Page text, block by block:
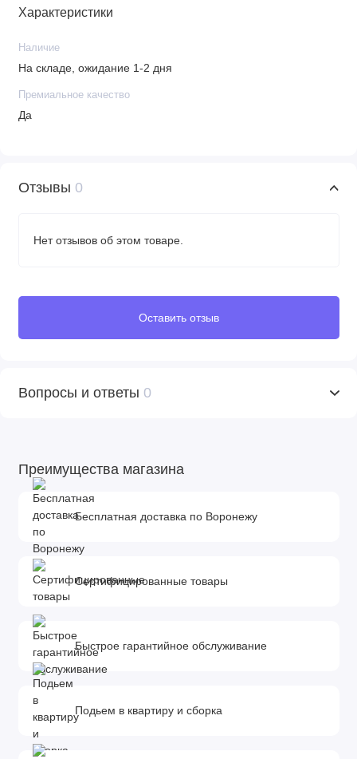
Характеристики
Наличие
На складе, ожидание 1-2 дня
Премиальное качество
Да
Отзывы 0
Нет отзывов об этом товаре.
Оставить отзыв
Вопросы и ответы 0
Преимущества магазина
Бесплатная доставка по Воронежу
Сертифицированные товары
Быстрое гарантийное обслуживание
Подьем в квартиру и сборка